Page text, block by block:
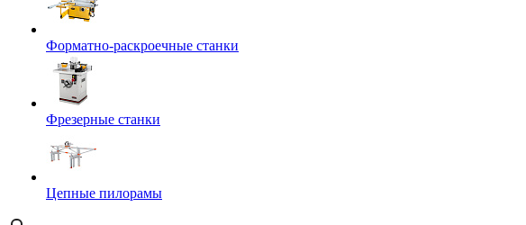
Форматно-раскроечные станки
Фрезерные станки
Цепные пилорамы